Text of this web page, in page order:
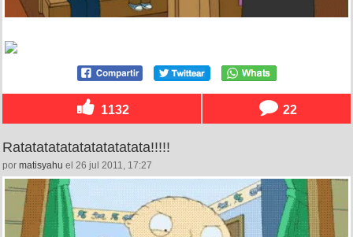
1132 22
Ratatatatatatatatatatata!!!!!
por matisyahu el 26 jul 2011, 17:27